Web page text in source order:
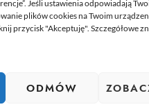
Jeśli ustawienia odpowiadają
plików cookies na Twoim
przycisk "Akceptuję". Szczegółowe
ODMÓW
czy felietony. Jeżeli lubisz